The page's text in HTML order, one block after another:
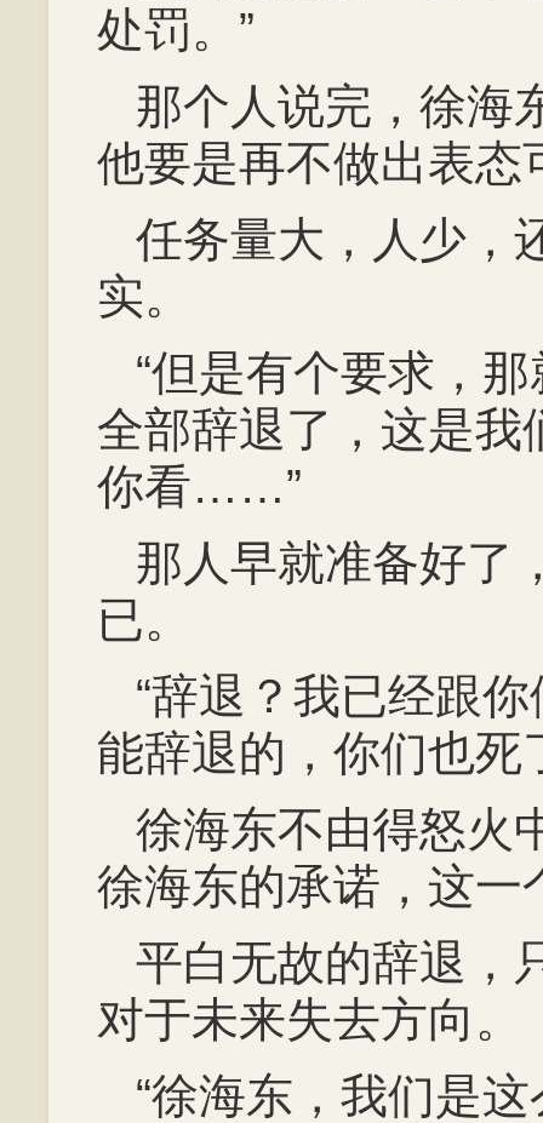
处罚。”
那个人说完，徐海
他要是再不做出表态
任务量大，人少，
实。
“但是有个要求，
全部辞退了，这是我
你看……”
那人早就准备好了
已。
“辞退？我已经跟
能辞退的，你们也死
徐海东不由得怒火
徐海东的承诺，这一
平白无故的辞退，
对于未来失去方向。
“徐海东，我们是